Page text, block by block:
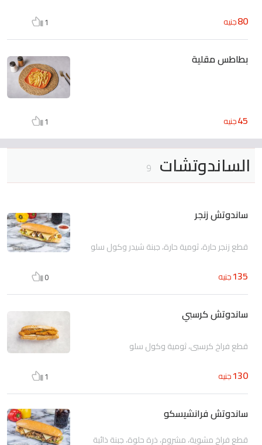
80جنيه 1
بطاطس مقلية
45جنيه 1
الساندوتشات 9
ساندوتش زنجر
قطع زنجر حارة، ثومية حارة، جبنة شيدر وكول سلو
135جنيه 0
ساندوتش كرسبي
قطع فراخ كرسبي، ثومية وكول سلو
130جنيه 1
ساندوتش فرانشيسكو
قطع فراخ مشوية، مشروم، ذرة حلوة، جبنة ذائبة